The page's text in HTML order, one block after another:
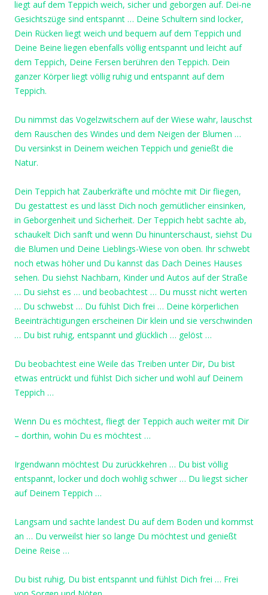
liegt auf dem Teppich weich, sicher und geborgen auf. Dei-ne
Gesichtszüge sind entspannt … Deine Schultern sind locker,
Dein Rücken liegt weich und bequem auf dem Teppich und
Deine Beine liegen ebenfalls völlig entspannt und leicht auf
dem Teppich, Deine Fersen berühren den Teppich. Dein
ganzer Körper liegt völlig ruhig und entspannt auf dem
Teppich.
Du nimmst das Vogelzwitschern auf der Wiese wahr, lauschst
dem Rauschen des Windes und dem Neigen der Blumen …
Du versinkst in Deinem weichen Teppich und genießt die
Natur.
Dein Teppich hat Zauberkräfte und möchte mit Dir fliegen,
Du gestattest es und lässt Dich noch gemütlicher einsinken,
in Geborgenheit und Sicherheit. Der Teppich hebt sachte ab,
schaukelt Dich sanft und wenn Du hinunterschaust, siehst Du
die Blumen und Deine Lieblings-Wiese von oben. Ihr schwebt
noch etwas höher und Du kannst das Dach Deines Hauses
sehen. Du siehst Nachbarn, Kinder und Autos auf der Straße
… Du siehst es … und beobachtest … Du musst nicht werten
… Du schwebst … Du fühlst Dich frei … Deine körperlichen
Beeinträchtigungen erscheinen Dir klein und sie verschwinden
… Du bist ruhig, entspannt und glücklich … gelöst …
Du beobachtest eine Weile das Treiben unter Dir, Du bist
etwas entrückt und fühlst Dich sicher und wohl auf Deinem
Teppich …
Wenn Du es möchtest, fliegt der Teppich auch weiter mit Dir
– dorthin, wohin Du es möchtest …
Irgendwann möchtest Du zurückkehren … Du bist völlig
entspannt, locker und doch wohlig schwer … Du liegst sicher
auf Deinem Teppich …
Langsam und sachte landest Du auf dem Boden und kommst
an … Du verweilst hier so lange Du möchtest und genießt
Deine Reise …
Du bist ruhig, Du bist entspannt und fühlst Dich frei … Frei